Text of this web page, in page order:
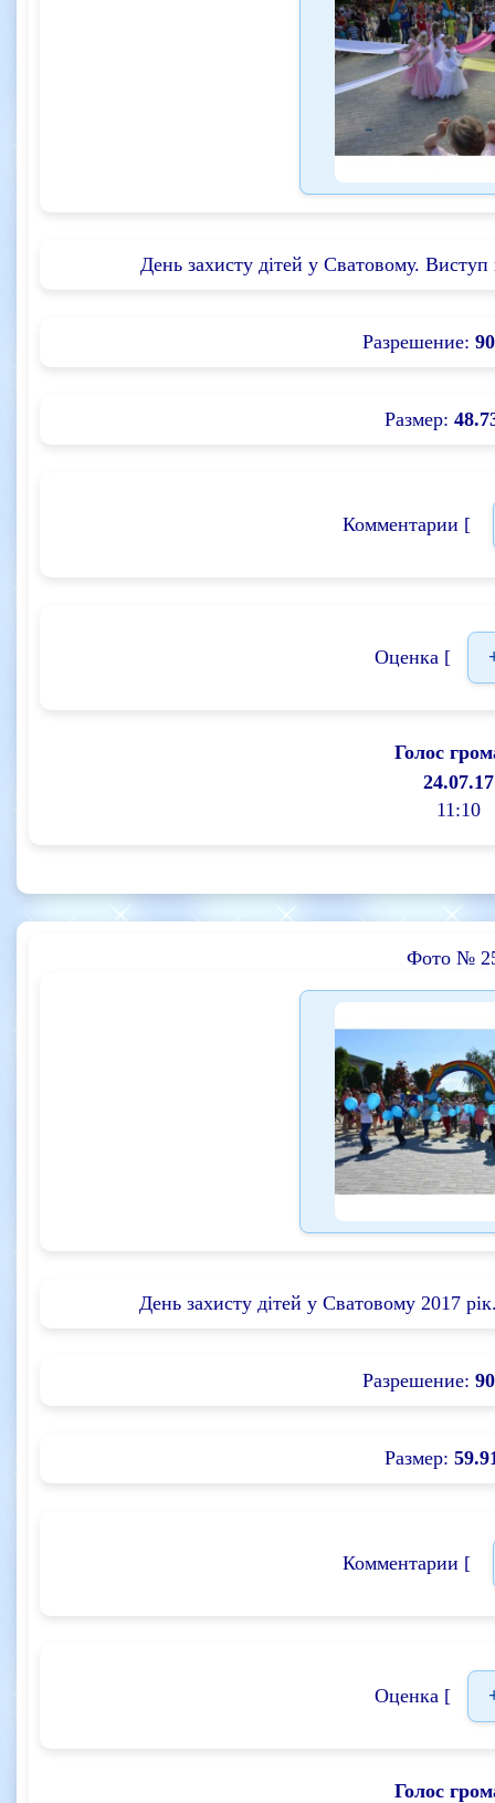
День захисту дітей у Сватовому.
Разрешение:
Размер:
Комментарии [
Оценка [
Голос
24.07.17
11:10
Фото №
День захисту дітей у Сватовому 2017
Разрешение:
Размер:
Комментарии [
Оценка [
Голос